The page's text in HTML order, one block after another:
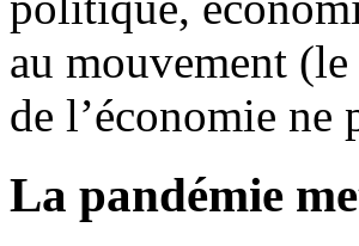
au mouvement
de l’économie ne
La pandémie